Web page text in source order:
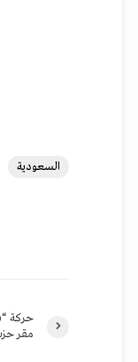
السعودية
حركة
مقر